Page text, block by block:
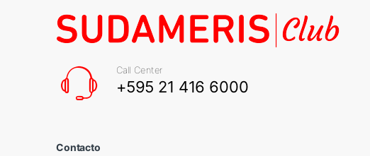
Call Center
+595 21 416 6000
Contacto